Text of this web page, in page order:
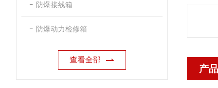
防爆接线箱
防爆动力检修箱
查看全部
产